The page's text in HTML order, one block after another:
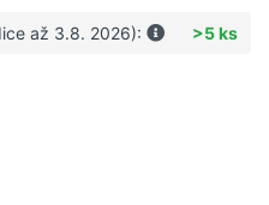
až 3.8. 2026): >5 ks